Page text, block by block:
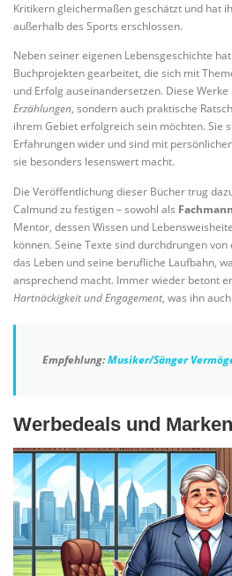
Kritikern gleichermaßen geschätzt und hat
außerhalb des Sports erschlossen.
Neben seiner eigenen Lebensgeschichte
Buchprojekten gearbeitet, die sich mit
und Erfolg auseinandersetzen. Diese Werke
Erzählungen, sondern auch praktische
ihrem Gebiet erfolgreich sein möchten. Sie
Erfahrungen wider und sind mit
sie besonders lesenswert macht.
Die Veröffentlichung dieser Bücher trug
Calmund zu festigen – sowohl als Fachmann
Mentor, dessen Wissen und
können. Seine Texte sind durchdrungen
das Leben und seine berufliche Laufbahn,
ansprechend macht. Immer wieder betont
Hartnäckigkeit und Engagement, was ihn
Empfehlung:Musiker/Sänger
Werbedeals und